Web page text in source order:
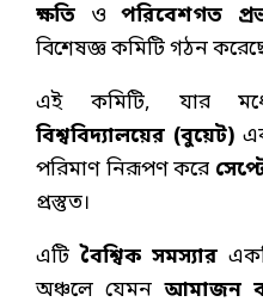
ক্ষতি ও পরিবেশগত
বিশেষজ্ঞ কমিটি গঠন
এই কমিটি, যার
বিশ্ববিদ্যালয়ের (বুয়েট)
পরিমাণ নিরূপণ করে
প্রস্তুত।
এটি বৈশ্বিক সমস্যার
অঞ্চলে যেমনআমাজন